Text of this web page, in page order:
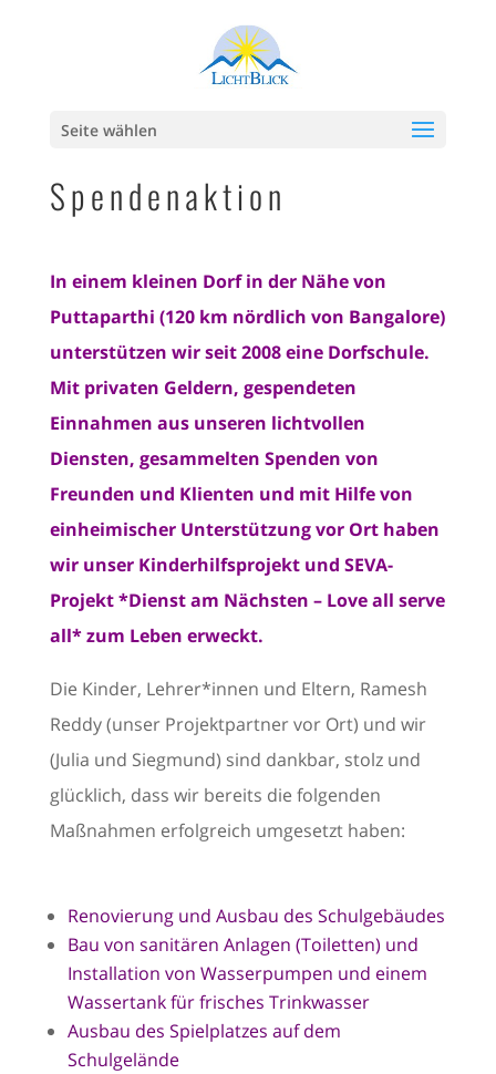
Seite wählen
Spendenaktion
In einem kleinen Dorf in der Nähe von
Puttaparthi (120 km nördlich von Bangalore)
unterstützen wir seit 2008 eine Dorfschule.
Mit privaten Geldern, gespendeten
Einnahmen aus unseren lichtvollen
Diensten, gesammelten Spenden von
Freunden und Klienten und mit Hilfe von
einheimischer Unterstützung vor Ort haben
wir unser Kinderhilfsprojekt und SEVA-
Projekt *Dienst am Nächsten – Love all serve
all*zum Leben erweckt.
Die Kinder, Lehrer*innen und Eltern, Ramesh
Reddy (unser Projektpartner vor Ort) und wir
(Julia und Siegmund) sind dankbar, stolz und
glücklich, dass wir bereits die folgenden
Maßnahmen erfolgreich umgesetzt haben:
Renovierung und Ausbau des Schulgebäudes
Bau von sanitären Anlagen (Toiletten) und
Installation von Wasserpumpen und einem
Wassertank für frisches Trinkwasser
Ausbau des Spielplatzes auf dem
Schulgelände